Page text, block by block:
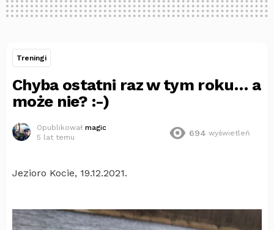
Treningi
Chyba ostatni raz w tym roku… a
może nie? :-)
Opublikował magic
5 lat temu
694 wyświetleń
Jezioro Kocie, 19.12.2021.